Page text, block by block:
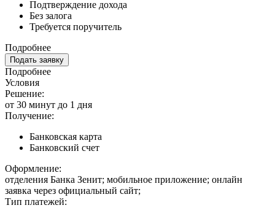
Подтверждение дохода
Без залога
Требуется поручитель
Подробнее
Подать заявку
Подробнее
Условия
Решение:
от 30 минут до 1 дня
Получение:
Банковская карта
Банковский счет
Оформление:
отделения Банка Зенит; мобильное приложение; онлайн
заявка через официальный сайт;
Тип платежей: